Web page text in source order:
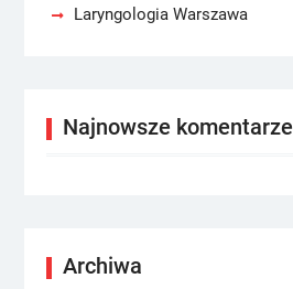
Laryngologia Warszawa
Najnowsze komentarze
Archiwa